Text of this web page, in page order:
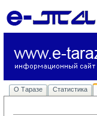
О Таразе Статистика